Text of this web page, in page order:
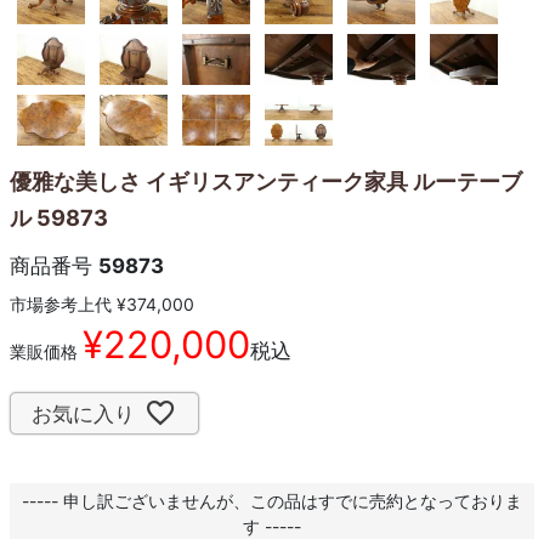
優雅な美しさ イギリスアンティーク家具 ルーテーブ
ル 59873
商品番号 59873
市場参考上代 ¥374,000
業販価格 ¥220,000税込
お気に入り
----- 申し訳ございませんが、この品はすでに売約となっておりま
す -----